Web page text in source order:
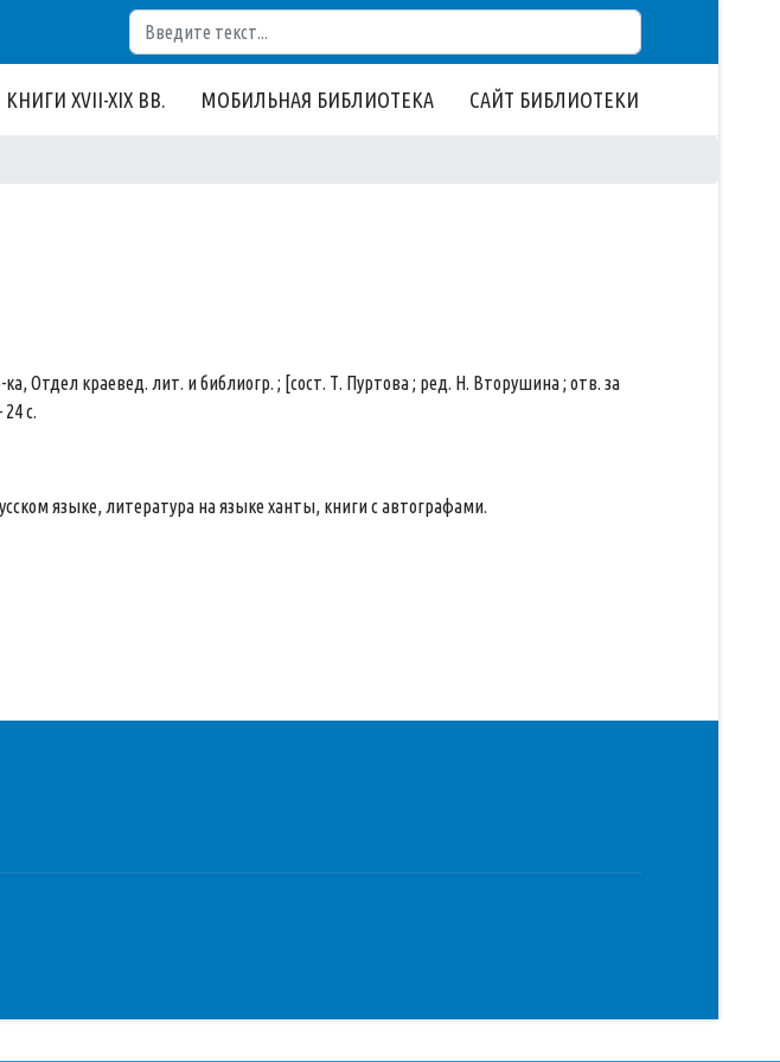
КНИГИ XVII-XIX ВВ. МОБИЛЬНАЯ БИБЛИОТЕКА САЙТ БИБЛИОТЕКИ
ка, Отдел краевед. лит. и библиогр. ; [сост. Т. Пуртова ; ред. Н. Вторушина ; отв. за
с.
языке, литература на языке ханты, книги с автографами.